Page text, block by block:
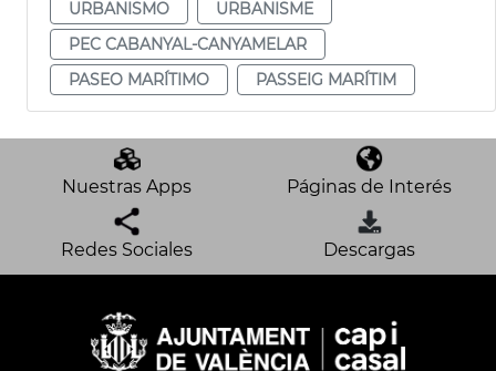
URBANISMO
URBANISME
PEC CABANYAL-CANYAMELAR
PASEO MARÍTIMO
PASSEIG MARÍTIM
Nuestras Apps Páginas de Interés
Redes Sociales Descargas